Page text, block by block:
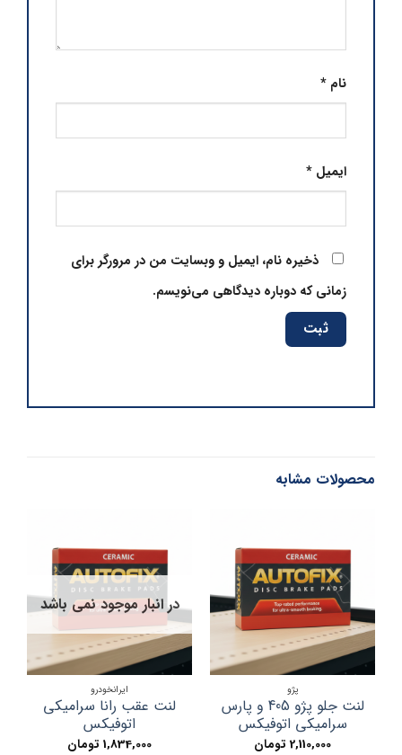
نام*
ایمیل*
ذخیره نام، ایمیل و وبسایت من در مرورگر برای
زمانی که دوباره دیدگاهی می‌نویسم.
محصولات مشابه
لنت جلو پژو 405 و پارس
سرامیکی اتوفیکس
2,110,000تومان
در انبار موجود نمی باشد
ایرانخودرو
لنت عقب رانا سرامیکی
اتوفیکس
1,834,000تومان